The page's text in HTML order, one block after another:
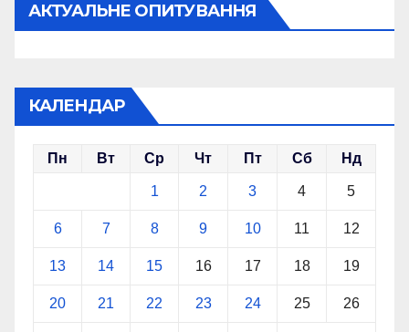
АКТУАЛЬНЕ ОПИТУВАННЯ
КАЛЕНДАР
Пн Вт Ср Чт Пт Сб Нд
1 2 3 4 5
6 7 8 9 10 11 12
13 14 15 16 17 18 19
20 21 22 23 24 25 26